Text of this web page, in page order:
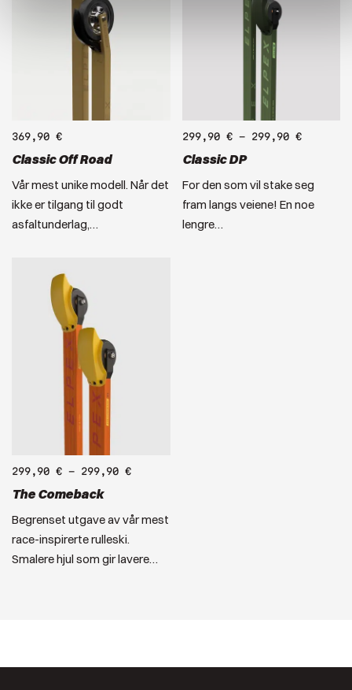
369,90 €
Classic Off Road
Vår mest unike modell. Når det
ikke er tilgang til godt
asfaltunderlag,…
299,90 €– 299,90 €
Classic DP
For den som vil stake seg
fram langs veiene! En noe
lengre…
299,90 € – 299,90 €
The Comeback
Begrenset utgave av vår mest
race-inspirerte rulleski.
Smalere hjul som gir lavere…